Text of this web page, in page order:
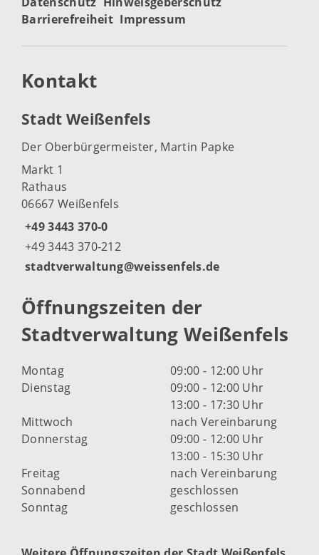
Barrierefreiheit Impressum
Kontakt
Stadt Weißenfels
Der Oberbürgermeister, Martin Papke
Markt 1
Rathaus
06667 Weißenfels
+49 3443 370-0
+49 3443 370-212
stadtverwaltung@weissenfels.de
Öffnungszeiten der
Stadtverwaltung Weißenfels
Montag
09:00 - 12:00 Uhr
Dienstag
09:00 - 12:00 Uhr
13:00 - 17:30 Uhr
Mittwoch
nach Vereinbarung
Donnerstag
09:00 - 12:00 Uhr
13:00 - 15:30 Uhr
Freitag
nach Vereinbarung
Sonnabend
geschlossen
Sonntag
geschlossen